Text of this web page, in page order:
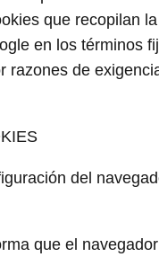
que recopilan
en los términos
de
del
que el